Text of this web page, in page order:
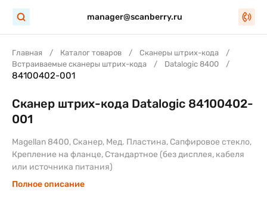
manager@scanberry.ru
Главная Каталог товаров
Сканеры штрих-кода
Встраиваемые сканеры штрих-кода
Datalogic 8400
84100402-001
Сканер штрих-кода Datalogic 84100402-
001
Magellan 8400, Сканер, Мед. Пластина, Сапфировое стекло,
Крепление на фланце, Стандартное (без дисплея, кабеля
или источника питания)
Полное описание